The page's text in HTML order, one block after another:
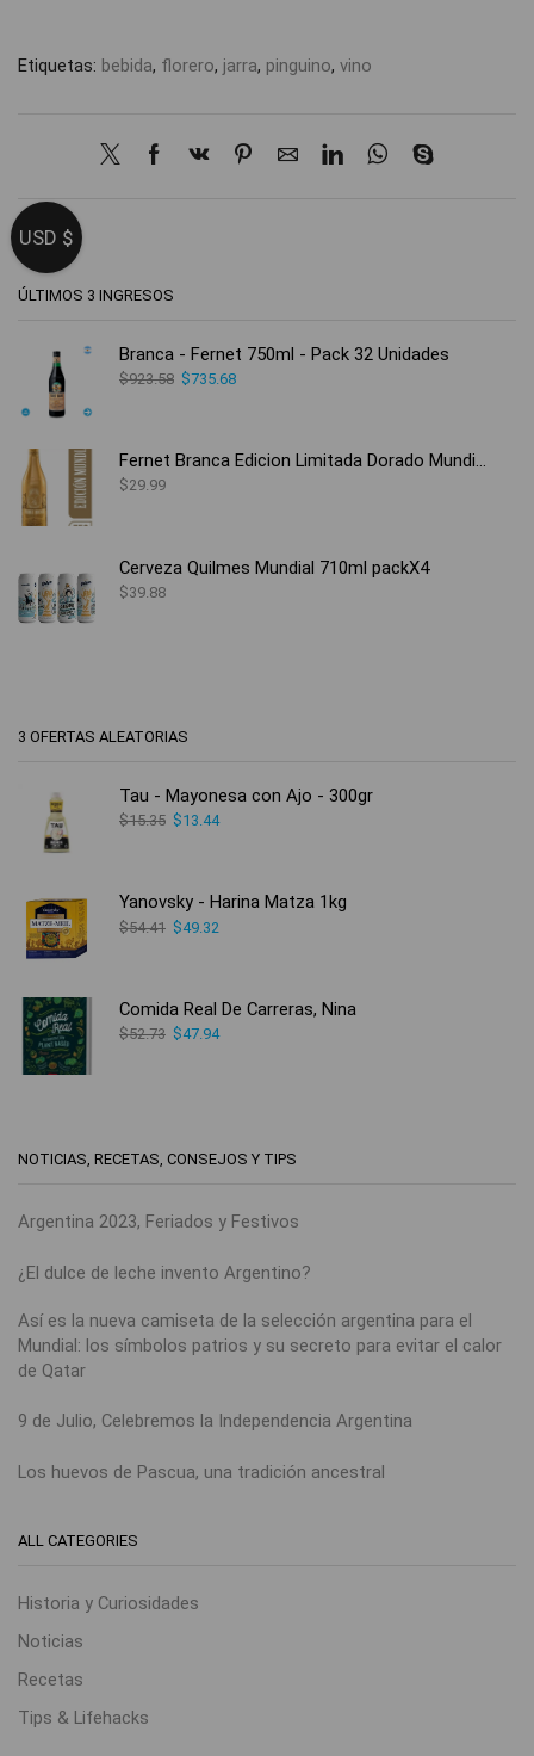
Etiquetas: bebida, florero, jarra, pinguino, vino
ÚLTIMOS 3 INGRESOS
Branca - Fernet 750ml - Pack 32 Unidades
$923.58 $735.68
Fernet Branca Edicion Limitada Dorado Mundial
$29.99
Cerveza Quilmes Mundial 710ml packX4
$39.88
3 OFERTAS ALEATORIAS
Tau - Mayonesa con Ajo - 300gr
$15.35 $13.44
Yanovsky - Harina Matza 1kg
$54.41 $49.32
Comida Real De Carreras, Nina
$52.73 $47.94
NOTICIAS, RECETAS, CONSEJOS Y TIPS
Argentina 2023, Feriados y Festivos
¿El dulce de leche invento Argentino?
Así es la nueva camiseta de la selección argentina para el
Mundial: los símbolos patrios y su secreto para evitar el calor
de Qatar
9 de Julio, Celebremos la Independencia Argentina
Los huevos de Pascua, una tradición ancestral
ALL CATEGORIES
Historia y Curiosidades
Noticias
Recetas
Tips & Lifehacks
USD $